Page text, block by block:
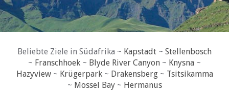
Beliebte Ziele in Südafrika ~ Kapstadt ~ Stellenbosch
~ Franschhoek ~ Blyde River Canyon ~ Knysna ~
Hazyview~ Krügerpark~ Drakensberg~ Tsitsikamma
~ Mossel Bay~ Hermanus